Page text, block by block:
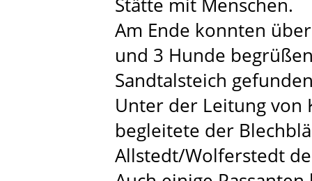
Am Ende konnten
und 3 Hunde
Sandtalsteich
Unter der Leitung von
begleitete der
Allstedt/Wolferstedt